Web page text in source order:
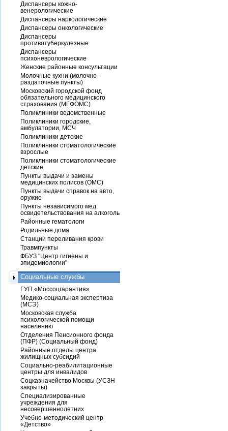
Диспансеры кожно-
венерологические
Диспансеры наркологические
Диспансеры онкологические
Диспансеры
противотуберкулезные
Диспансеры
психоневрологические
Женские районные консультации
Молочные кухни (молочно-
раздаточные пункты)
Московский городской фонд
обязательного медицинского
страхования (МГФОМС)
Поликлиники ведомственные
Поликлиники городские,
амбулатории, МСЧ
Поликлиники детские
Поликлиники стоматологические
взрослые
Поликлиники стоматологические
детские
Пункты выдачи и замены
медицинских полисов (ОМС)
Пункты выдачи справок на авто,
оружие
Пункты независимого мед.
освидетельствования на алкоголь
Районные гематологи
Родильные дома
Станции переливания крови
Травмпункты
ФБУЗ "Центр гигиены и
эпидемиологии"
Социальные службы
ГУП «Моссоцгарантия»
Медико-социальная экспертиза
(МСЭ)
Московская служба
психологической помощи
населению
Отделения Пенсионного фонда
(ПФР) (Социальный фонд)
Районные отделы центра
жилищных субсидий
Социально-реабилитационные
центры для инвалидов
Соцказначейство Москвы (УСЗН
закрыты)
Специализированные
учреждения для
несовершеннолетних
Учебно-методический центр
«Детство»